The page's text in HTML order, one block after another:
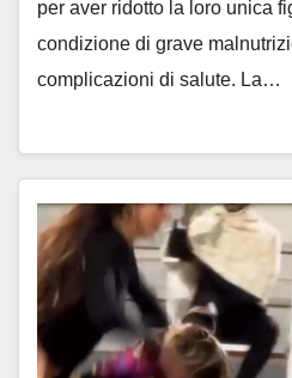
per aver ridotto la loro unica
condizione di grave
complicazioni di salute. La…